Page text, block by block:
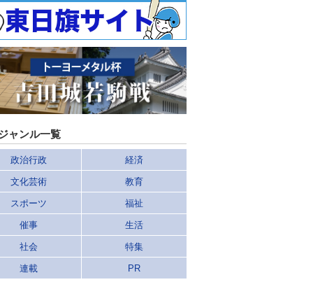
ャンル一覧
政治行政 経済
文化芸術 教育
スポーツ 福祉
催事 生活
社会 特集
連載 PR